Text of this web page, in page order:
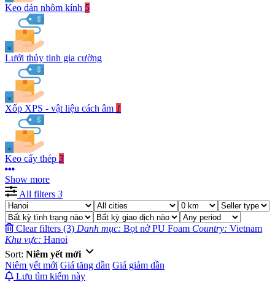
Keo dán nhôm kính 5
Lưới thủy tinh gia cường
Xốp XPS - vật liệu cách âm 1
Keo cấy thép 3
Show more
All filters 3
Clear filters (3) Danh mục: Bọt nở PU Foam Country: Vietnam
Khu vực: Hanoi
Sort: Niêm yết mới
Niêm yết mới Giá tăng dần Giá giảm dần
Lưu tìm kiếm này